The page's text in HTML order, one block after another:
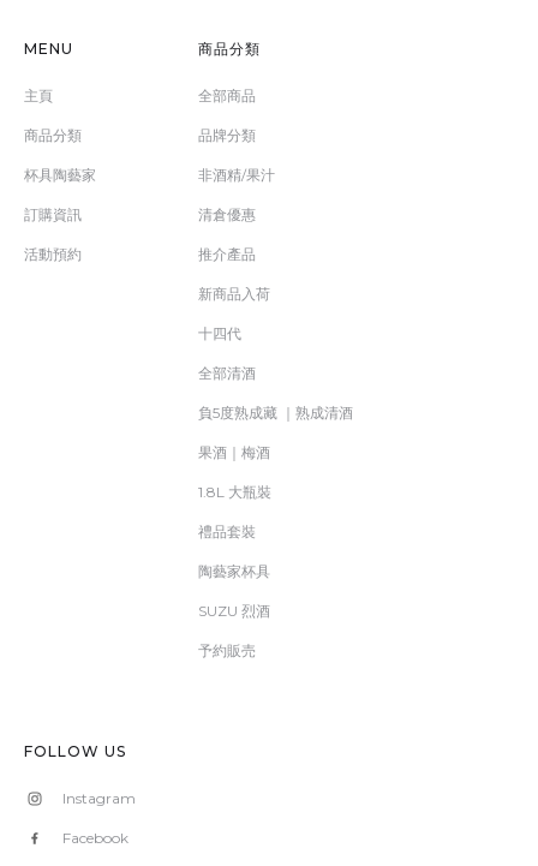
MENU
主頁
商品分類
杯具陶藝家
訂購資訊
活動預約
商品分類
全部商品
品牌分類
非酒精/果汁
清倉優惠
推介產品
新商品入荷
十四代
全部清酒
負5度熟成藏 ｜熟成清酒
果酒｜梅酒
1.8L 大瓶裝
禮品套裝
陶藝家杯具
SUZU 烈酒
予約販売
FOLLOW US
Instagram
Facebook